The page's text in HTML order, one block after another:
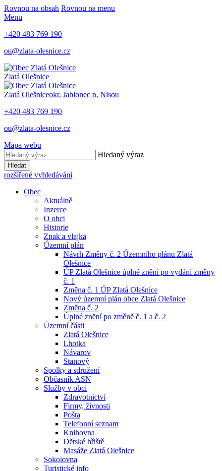
Rovnou na obsah Rovnou na menu
Menu
+420 483 769 190
ou@zlata-olesnice.cz
Zlatá Olešnice
Zlatá Olešniceokr. Jablonec n. Nisou
+420 483 769 190
ou@zlata-olesnice.cz
Mapa webu
Hledaný výraz
Hledat
rozšířené vyhledávání
Obec
Aktuálně
Inzerce
O obci
Historie
Znak a vlajka
Územní plán
Návrh Změny č. 2 Územního plánu Zlatá
Olešnice
ÚP Zlatá Olešnice úplné znění po vydání změny
č. 1
Změna č. 1 ÚP Zlatá Olešnice
Nový územní plán obce Zlatá Olešnice
Změna č. 2
Úplné znění po změně č. 1 a č. 2
Územní části
Zlatá Olešnice
Lhotka
Návarov
Stanový
Spolky a sdružení
Občasník ASN
Služby v obci
Zdravotnictví
Firmy, živnosti
Pošta
Telefonní seznam
Knihovna
Dětské hřiště
Masáže Zlatá Olešnice
Sokolovna
Turistické info